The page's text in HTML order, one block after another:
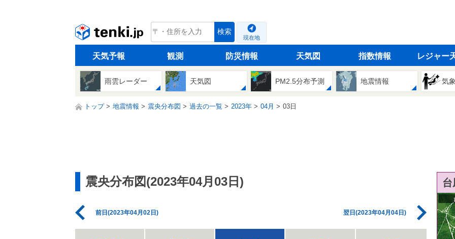
tenki.jp 検索
現在地
天気予報 観測 防災情報 天気図 指数情報 レジャー
雨雲レーダー 天気図 PM2.5分布予測 地震情報 気
トップ 地震情報 震央分布図 過去の一覧 2023年 04月 03日
震央分布図(2023年04月03日)
前日(2023年04月02日) 翌日(2023年04月04日)